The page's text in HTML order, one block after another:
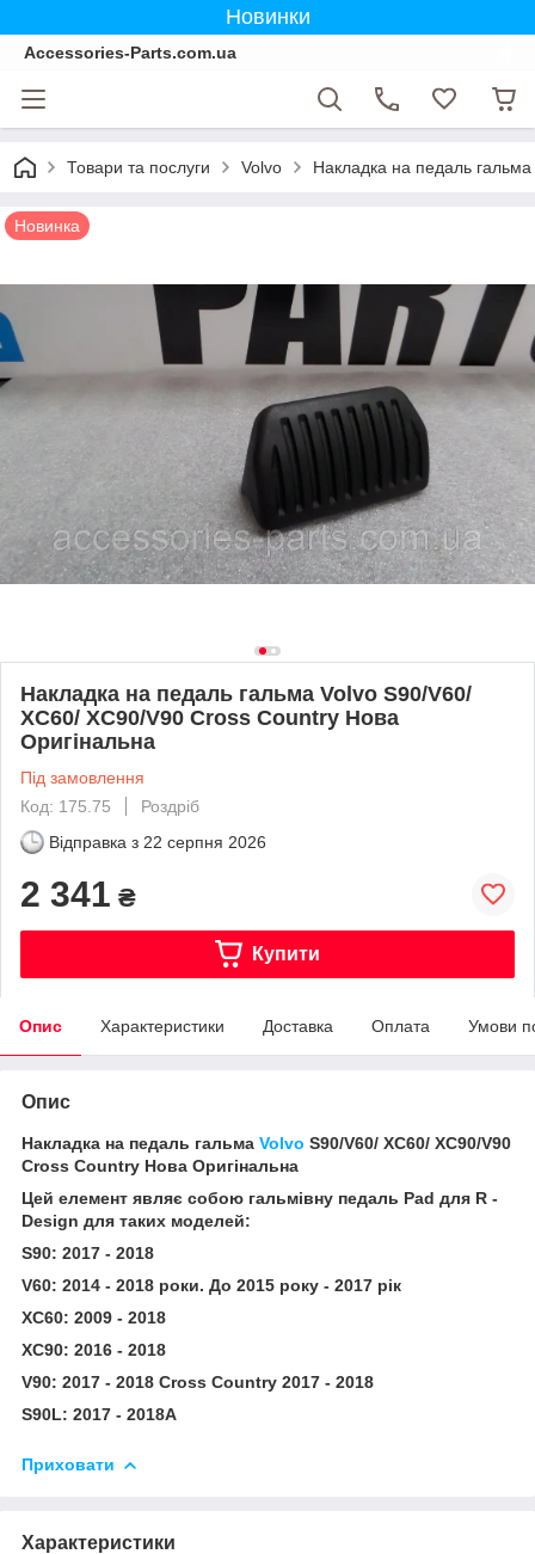
Новинки
Accessories-Parts.com.ua
Товари та послуги Volvo Накладка на педаль
Новинка
Накладка на педаль гальма Volvo S90/V60/
XC60/ XC90/V90 Cross Country Нова
Оригінальна
Під замовлення
Код: 175.75
Роздріб
Відправка з 22 серпня 2026
2 341 ₴
Купити
Опис Характеристики Доставка Оплата Умови
Опис
Накладка на педаль гальма Volvo S90/V60/ XC60/ XC90/V90
Cross Country Нова Оригінальна
Цей елемент являє собою гальмівну педаль Pad для R -
Design для таких моделей:
S90: 2017 - 2018
V60: 2014 - 2018 роки. До 2015 року - 2017 рік
XC60: 2009 - 2018
XC90: 2016 - 2018
V90: 2017 - 2018 Cross Country 2017 - 2018
S90L: 2017 - 2018A
Приховати
Характеристики